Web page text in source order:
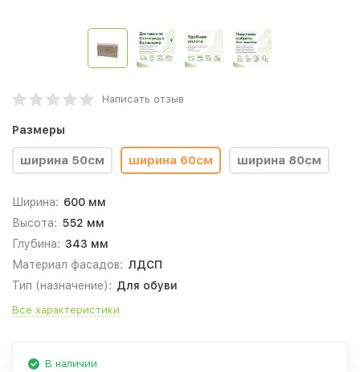
Написать отзыв
Размеры
ширина 50см ширина 60см ширина 80см
Ширина: 600 мм
Высота: 552 мм
Глубина: 343 мм
Материал фасадов: ЛДСП
Тип (назначение): Для обуви
Все характеристики
В наличии